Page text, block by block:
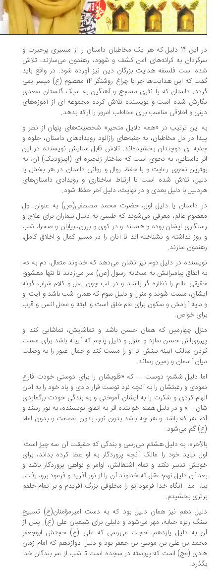
در این 14 دلیل که هر یک مخاطبان داستان را از مسیری پرحیرت و
به کرانه‌های امن کشف و شهود، رهنمون می‌سازند، تلاش
است فلسفه هدایت بزرگان دین نیز آورده شود. در واقع باید
گفت که این هدایت‌ها جز با چراغ روشنگر 14 معصوم (ع) میسر نمی
داستان که با نثری مسجع و آهنگین به سبک گلستان سعدی
شده است و نویسنده تلاش کرده مجموعه ای از آموزه‌های
و اخلاقی مناسب برای مخاطب امروز را ارائه بدهد.
این ترتیب در «همه دلایل متحیر» شخصیت‌های پنهان از نظر و
در دل مخاطبان، به جنبه‌های رازآلود رویدادهای داستان، جلوه و
ای دوچندان بخشیده‌اند. تلاش قابل ستایش نویسنده در این
داستانی، به نحوی است که ساختار زنجیره ای (اپیزودیک) آن، به
نحوی رعایت و با حفظ روال و روانی داستان در هر بخش یا
تلاش شده است تا ارتباط ساختاری و رویدادی داستان‌های
با دلیل بعدی و در نهایت، دلیل آخر حفظ شود.
داستان یا دلیل اول، حضرت محمد مصطفی(ص) به عنوان اول
عالم، معرفی می‌شوند که طبیبی به دنبال بیماران برای علاج و
ایشان بوده و هستند و در کوی و برزن، بیابان و صحرا، شب
نداشته و نشناخته اند تا آنان را در مسیر کمال و اخلاق کامل،
سازند.
در دلیل دوم نیز نشان می‌دهد که خداوند متعال، دم به دم
اتفاق پیامبرانش به میخانه رسول (ص) سر می‌زدند تا تنها معشوق
عالم را نظاره گر باشند و در لب چون لعل و کلام شراب گونه
مست شوند و منزل و دلیل سوم که همان شب باشد و آیت او
آرامش و سکون برای عام خلق است و البته و محل انس و قرب
خواص.
چهارمین که همان حسن باشد و تماشایش، تماشایی کند و
حسن سازد و منزل و دلیل پنجم که آیینه باشد برای مست
سالک آیینه بینش تا او را مست کند و جمال غیور را به وصلت
آسمان و زمین رساند.
دلیل ششم؛ دوست ... که «قلوبشان را برای دوستی خودت فارغ
و رغبتشان را به آنچه نزد توست قرار دادی و یاد خود را به آنان
کردی و شکرت را به ایشان آموختی و به بندگی خودت برگماردی
...» و در دلیل هفتم خواننده اثر به اتفاق نویسنده، به نور رسند و
هر که باشد و هر چه باشد بدون نور، بدون عصمت و بدون امام
گم می‌شود.
به دلیل هشتم می‌رسی و بندگی که حقیقت آن سه چیز است:
نباید خود را مالک آنچه پروردگار به او عطا کرده بداند، برای
تدبیر نکند و تمام اشتغالش، اوامر و نواهی پروردگار باشد و
آن دلیل نهم؛ عقل که خداوند آن را از نور آفرید و فرمود برو، رفت.
آمد. آنگاه خدا فرمود تو را مخلوقی بزرگ آفریدم و بر تمام خلقم
بخشیدم.
دهم نیز همان دلیل بود که به دست امیرمؤمنان(ع) تسبیح
ریزه حبابه، مهر می‌شود و دلیلی برای شیعیان علی (ع). پس از
به دلیل یازدهم، حجت می‌رسی که علی (ع) حجتش ابوجعفر
بن علی بن موسی بن جعفر بود و دلیل دوازدهم که امام زمان
(عج) است که پیوسته در سجده است تا شب از سر بندگان خدا